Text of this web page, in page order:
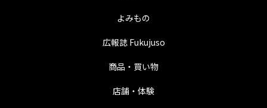
よみもの
広報誌 Fukujuso
商品・買い物
店舗・体験